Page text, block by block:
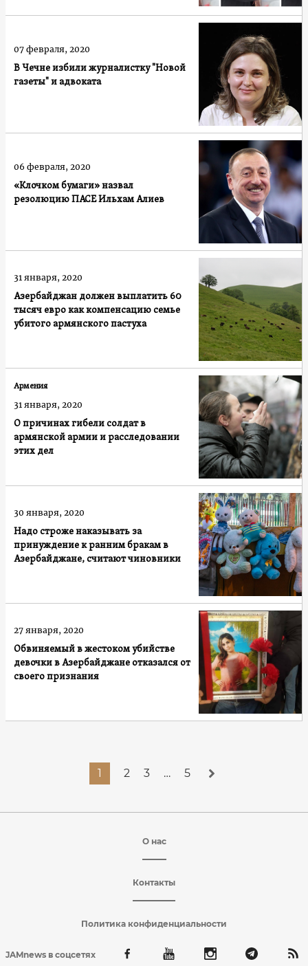
В Чечне избили журналистку "Новой
газеты" и адвоката
07 февраля, 2020
«Клочком бумаги» назвал
резолюцию ПАСЕ Ильхам Алиев
06 февраля, 2020
Азербайджан должен выплатить 60
тысяч евро как компенсацию семье
убитого армянского пастуха
31 января, 2020
О причинах гибели солдат в
армянской армии и расследовании
этих дел
Армения
31 января, 2020
Надо строже наказывать за
принуждение к ранним бракам в
Азербайджане, считают чиновники
30 января, 2020
Обвиняемый в жестоком убийстве
девочки в Азербайджане отказался от
своего признания
27 января, 2020
1 2 3 … 5
О нас
Контакты
Политика конфиденциальности
JAMnews в соцсетях